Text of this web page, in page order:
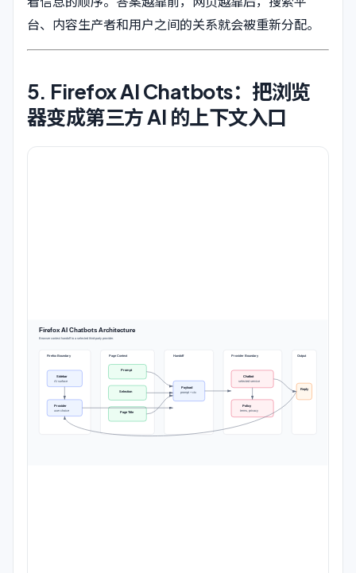
台、内容生产者和用户之间的关系就会被重新分配。
5. Firefox AI Chatbots：把浏览
器变成第三方 AI 的上下文入口